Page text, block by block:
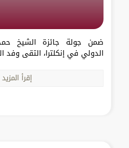
ضمن جولة جائزة الشيخ
الدولي في إنكلترا، التقى وفد
إقرأ المزيد